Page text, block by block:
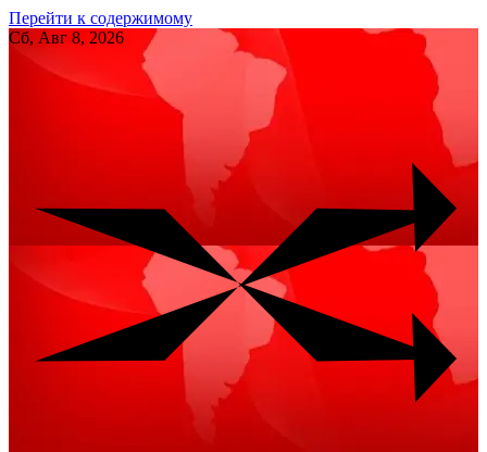
Перейти к содержимому
Сб, Авг 8, 2026